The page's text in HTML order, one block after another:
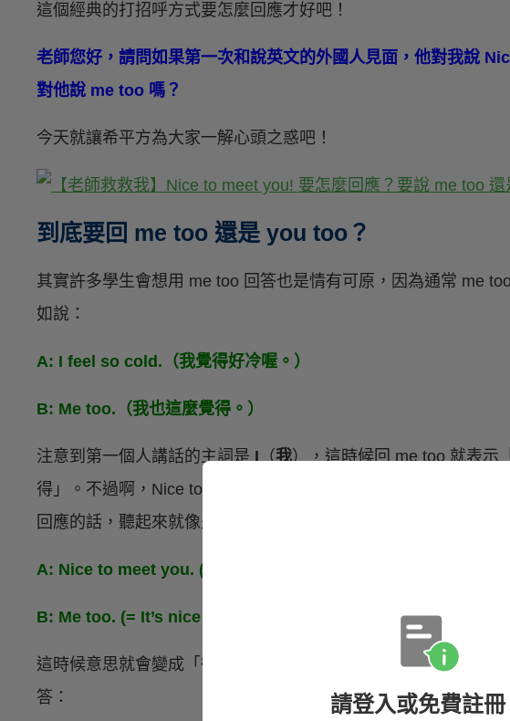
這個經典的打招呼方式要怎麼回應才好吧！
老師您好，請問如果第一次和說英文的外國人見面，他對我說
對他說 me too 嗎？
今天就讓希平方為大家一解心頭之惑吧！
到底要回 me too 還是 you too？
其實許多學生會想用 me too 回答也是情有可原，因為通常 me
如說：
A: I feel so cold.（我覺得好冷喔。）
B: Me too.（我也這麼覺得。）
注意到第一個人講話的主詞是I（我），這時候回 me too 就表示
得」。不過啊，Nice to meet you! 這句的主詞並不是 I，而是省略
回應的話，聽起來就像是說：
A: Nice to meet you. (= It’s nice to meet you.)（很高興認識你
B: Me too. (= It’s nice to meet me too.)（也很高興認識我。）
這時候意思就會變成「 很高興認識我 」，並不符合語意，所以我
答：
請登入或免費註冊